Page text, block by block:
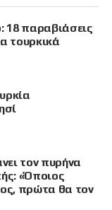
18 παραβιάσεις
τουρκικά
τον πυρήνα
«Όποιος
πρώτα θα τον